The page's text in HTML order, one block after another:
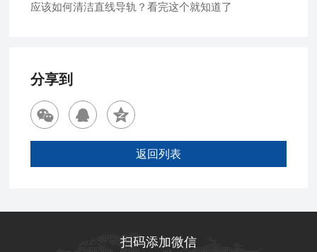
应该如何清洁直线导轨？看完这个就知道了
分享到
返回列表
扫码添加微信